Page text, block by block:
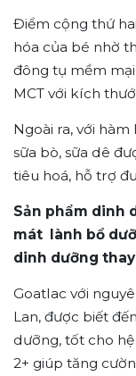
Điểm cộng thứ
hóa của bé nhờ
đông tụ mềm
MCT với kích
Ngoài ra, với
sữa bò, sữa dê
tiêu hoá, hỗ trợ
Sản phẩm dinh
mát lành bổ
dinh dưỡng
Goatlac với
Lan, được biết
dưỡng, tốt cho
2+ giúp tăng